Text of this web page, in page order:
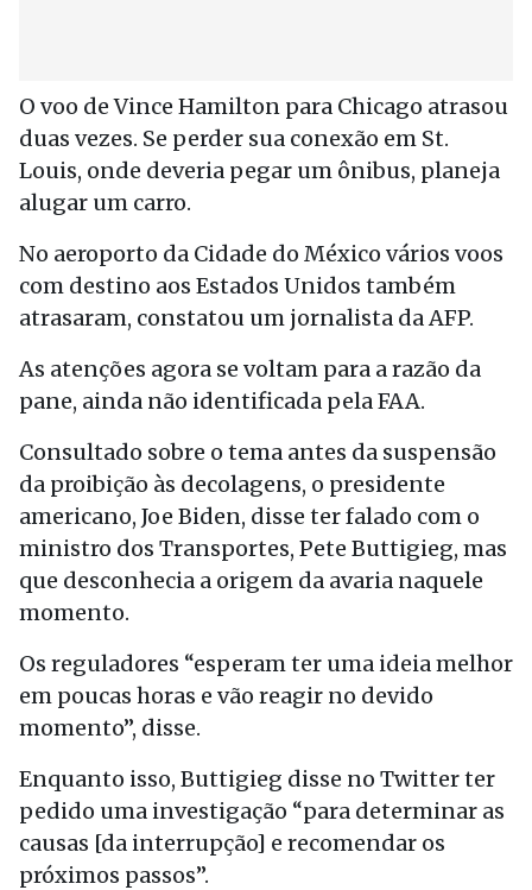
O voo de Vince Hamilton para Chicago atrasou
duas vezes. Se perder sua conexão em St.
Louis, onde deveria pegar um ônibus, planeja
alugar um carro.
No aeroporto da Cidade do México vários voos
com destino aos Estados Unidos também
atrasaram, constatou um jornalista da AFP.
As atenções agora se voltam para a razão da
pane, ainda não identificada pela FAA.
Consultado sobre o tema antes da suspensão
da proibição às decolagens, o presidente
americano, Joe Biden, disse ter falado com o
ministro dos Transportes, Pete Buttigieg, mas
que desconhecia a origem da avaria naquele
momento.
Os reguladores “esperam ter uma ideia melhor
em poucas horas e vão reagir no devido
momento”, disse.
Enquanto isso, Buttigieg disse no Twitter ter
pedido uma investigação “para determinar as
causas [da interrupção] e recomendar os
próximos passos”.